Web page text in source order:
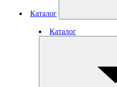
Каталог
Каталог